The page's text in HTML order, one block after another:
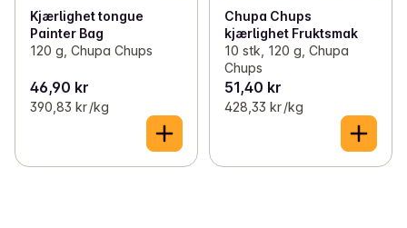
Kjærlighet tongue
Painter Bag
120 g, Chupa Chups
46,90 kr
390,83 kr /kg
Chupa Chups
kjærlighet Fruktsmak
10 stk, 120 g, Chupa
Chups
51,40 kr
428,33 kr /kg